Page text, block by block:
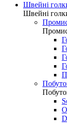
Швейні
Швейні